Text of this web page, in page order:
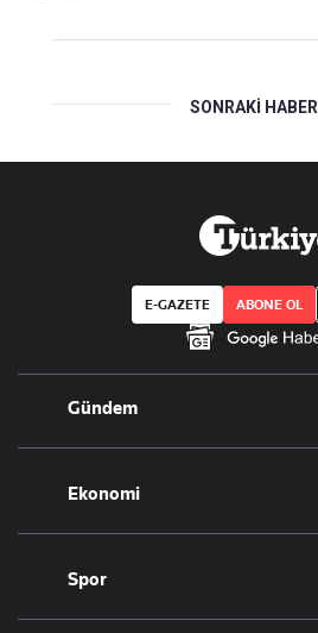
SONRAKİ HABER
E-GAZETE ABONE OL
Gündem
Politika
Eğitim
Ekonomi
Borsa
Altın
Döviz
Spor
Futbol